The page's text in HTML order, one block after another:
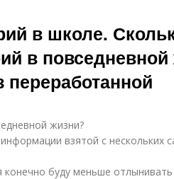
в школе.
в
переработанной
жизни?
взятой с нескольких
конечно буду меньше